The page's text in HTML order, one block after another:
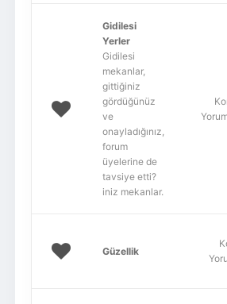
Gidilesi
Yerler
Gidilesi
mekanlar,
gittiğiniz
gördüğünüz
ve
onayladığınız,
forum
üyelerine de
tavsiye etti?
iniz mekanlar.
Güzellik